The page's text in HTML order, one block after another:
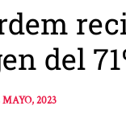
del
MAYO, 2023